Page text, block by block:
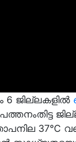
6 ജില്ലകളിൽ
37°C